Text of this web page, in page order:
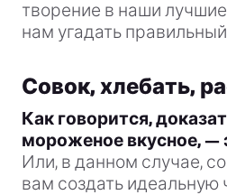
творение в наши лучшие
нам угадать
Совок, хлебать,
Как говорится,
мороженое вкусное, —
Или, в данном случае,
вам создать идеальную